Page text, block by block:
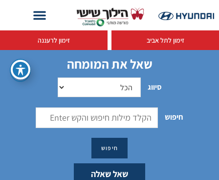
זימון לתל אביב זימון לרעננה
שאל את המומחה
סיווג
חיפוש
שאל שאלה